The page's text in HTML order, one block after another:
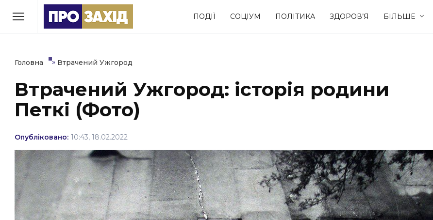
ПОДІЇ СОЦІУМ ПОЛІТИКА ЗДОРОВ’Я БІЛЬШЕ
РУБРИКИ
Економіка
Політика Соціум Спорт Стиль життя
Втрачений Ужгород
ЗАКАРПАТСЬКІ НОВИНИ
Головна » Втрачений Ужгород
Втрачений Ужгород: історія родини
Петкі (Фото)
Опубліковано: 10:43, 18.02.2022